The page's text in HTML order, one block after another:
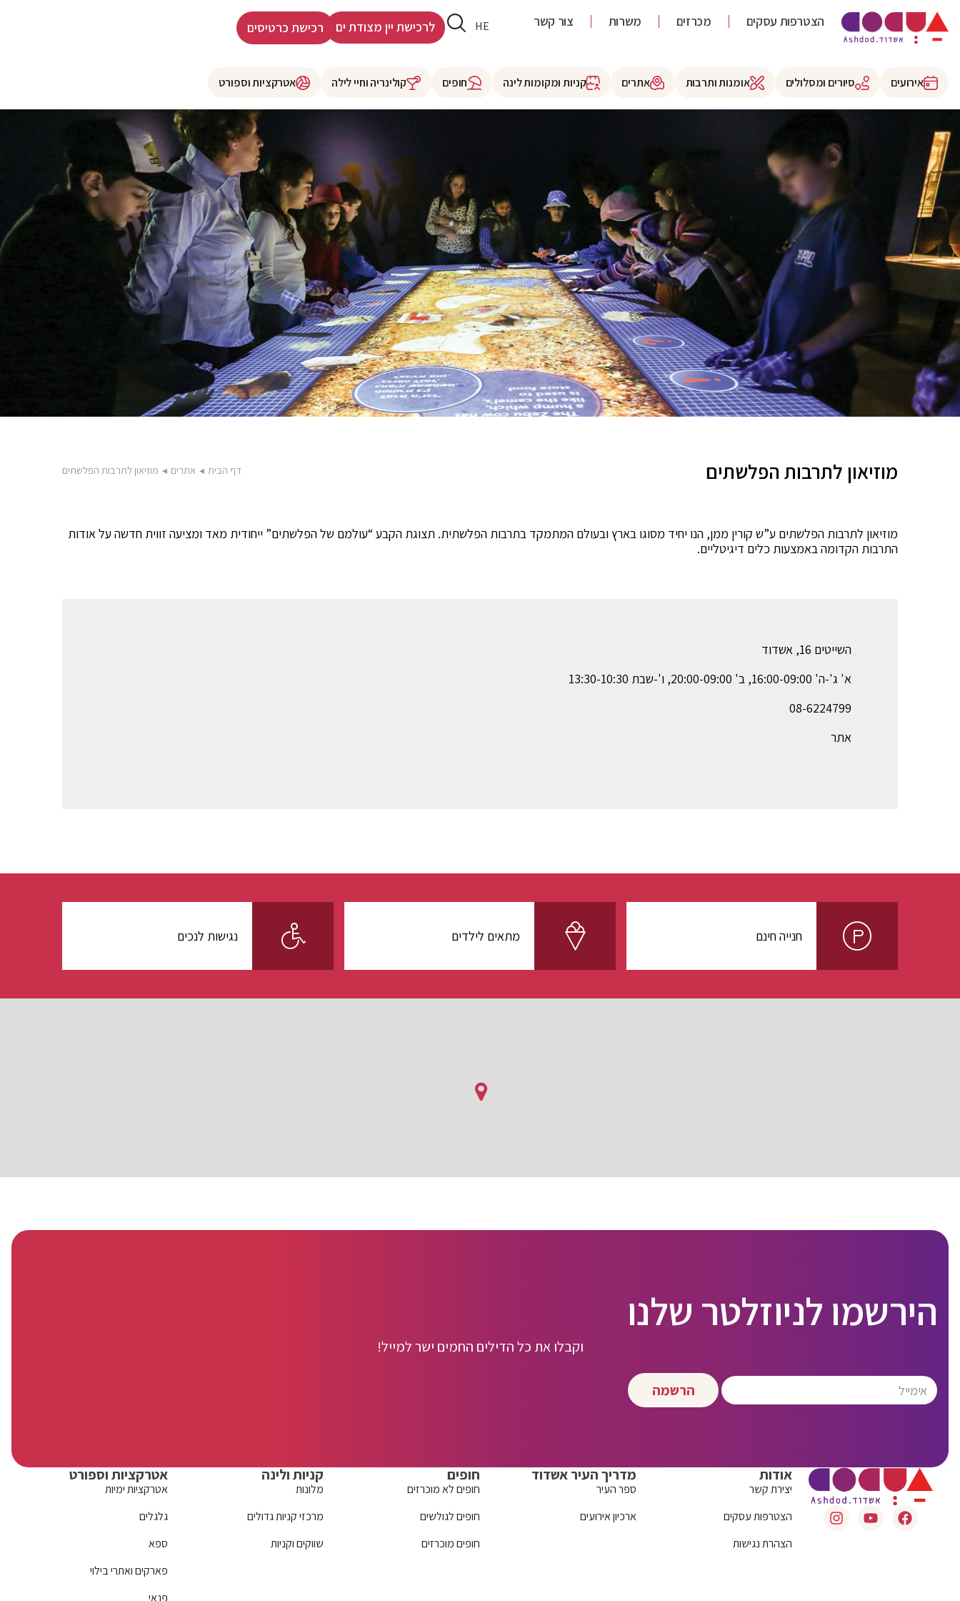
הצטרפות עסקים מכרזים משרות צור קשר HE
RU
לרכישת יין מצודת ים רכישת כרטיסים
אירועים סיורים ומסלולים אומנות ותרבות אתרים קניות ומקומות לינה חופים קולינריה וחיי לילה אטרקציות וספורט
מוזיאון לתרבות הפלשתים דף הבית ◂ אתרים ◂ מוזיאון לתרבות הפלשתים
מוזיאון לתרבות הפלשתים ע”ש קורין ממן, הנו יחיד מסוגו בארץ ובעולם המתמקד בתרבות הפלשתית. תצוגת הקבע “עולמם של הפלשתים” ייחודית מאד ומציעה זווית חדשה על אודות
התרבות הקדומה באמצעות כלים דיגיטליים.
השייטים 16, אשדוד
א' ג'-ה' 16:00-09:00, ב' 20:00-09:00, ו'-שבת 13:30-10:30
08-6224799
אתר
חנייה חינם מתאים לילדים נגישות לנכים
הירשמו לניוזלטר שלנו
וקבלו את כל הדילים החמים ישר למייל!
הרשמה
אודות
יצירת קשר
הצטרפות עסקים
הצהרת נגישות
מדריך העיר אשדוד
ספר העיר
ארכיון אירועים
חופים
חופים לא מוכרזים
חופים לגולשים
חופים מוכרזים
קניות ולינה
מלונות
מרכזי קניות גדולים
שווקים וקניות
אטרקציות וספורט
אטרקציות ימיות
גלגלים
ספא
פארקים ואתרי בילוי
פנאי